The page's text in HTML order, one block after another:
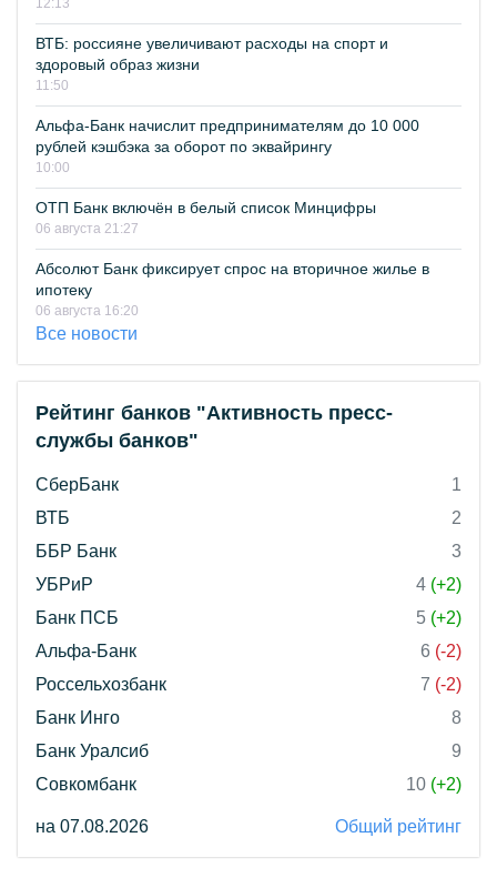
12:13
ВТБ: россияне увеличивают расходы на спорт и
здоровый образ жизни
11:50
Альфа-Банк начислит предпринимателям до 10 000
рублей кэшбэка за оборот по эквайрингу
10:00
ОТП Банк включён в белый список Минцифры
06 августа 21:27
Абсолют Банк фиксирует спрос на вторичное жилье в
ипотеку
06 августа 16:20
Все новости
Рейтинг банков "Активность пресс-
службы банков"
СберБанк
1
ВТБ
2
ББР Банк
3
УБРиР
4 (+2)
Банк ПСБ
5 (+2)
Альфа-Банк
6 (-2)
Россельхозбанк
7 (-2)
Банк Инго
8
Банк Уралсиб
9
Совкомбанк
10 (+2)
на 07.08.2026 Общий рейтинг